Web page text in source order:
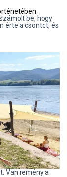
be, hogy
érte a csontot, és
Van remény a